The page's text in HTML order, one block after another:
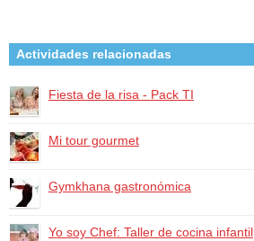
Actividades relacionadas
Fiesta de la risa - Pack TI
Mi tour gourmet
Gymkhana gastronómica
Yo soy Chef: Taller de cocina infantil